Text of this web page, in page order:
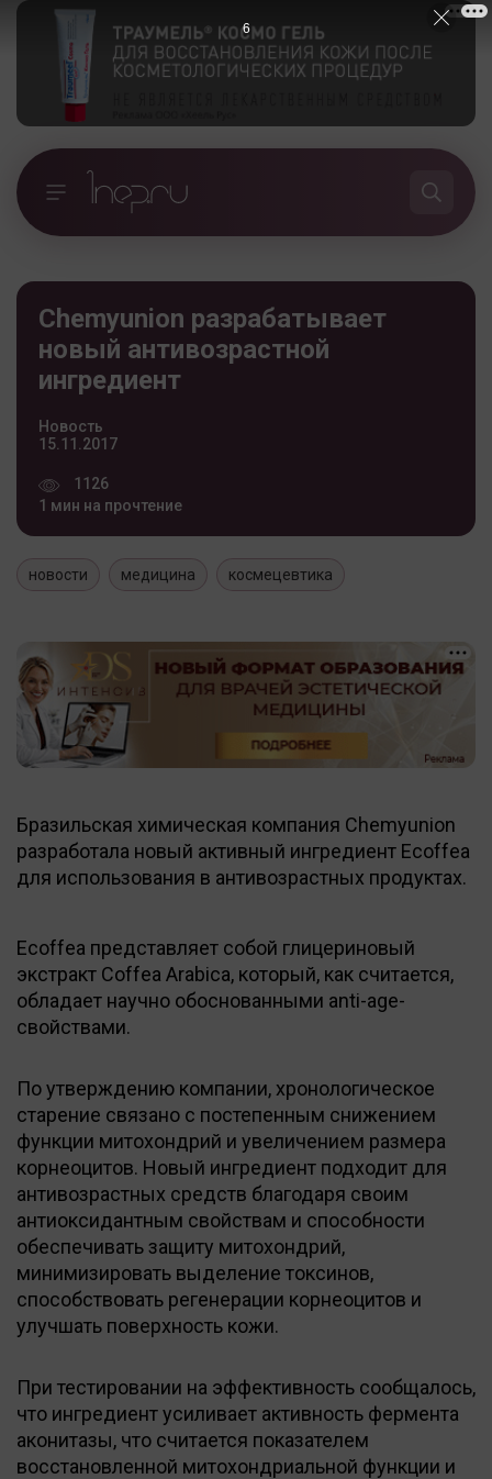
Chemyunion разрабатывает
новый антивозрастной
ингредиент
Новость
15.11.2017
1126
1 мин на прочтение
новости медицина космецевтика
Бразильская химическая компания Chemyunion
разработала новый активный ингредиент Ecoffea
для использования в антивозрастных продуктах.
Ecoffea представляет собой глицериновый
экстракт Coffea Arabica, который, как считается,
обладает научно обоснованными anti-age-
свойствами.
По утверждению компании, хронологическое
старение связано с постепенным снижением
функции митохондрий и увеличением размера
корнеоцитов. Новый ингредиент подходит для
антивозрастных средств благодаря своим
антиоксидантным свойствам и способности
обеспечивать защиту митохондрий,
минимизировать выделение токсинов,
способствовать регенерации корнеоцитов и
улучшать поверхность кожи.
При тестировании на эффективность сообщалось,
что ингредиент усиливает активность фермента
аконитазы, что считается показателем
восстановленной митохондриальной функции и
5